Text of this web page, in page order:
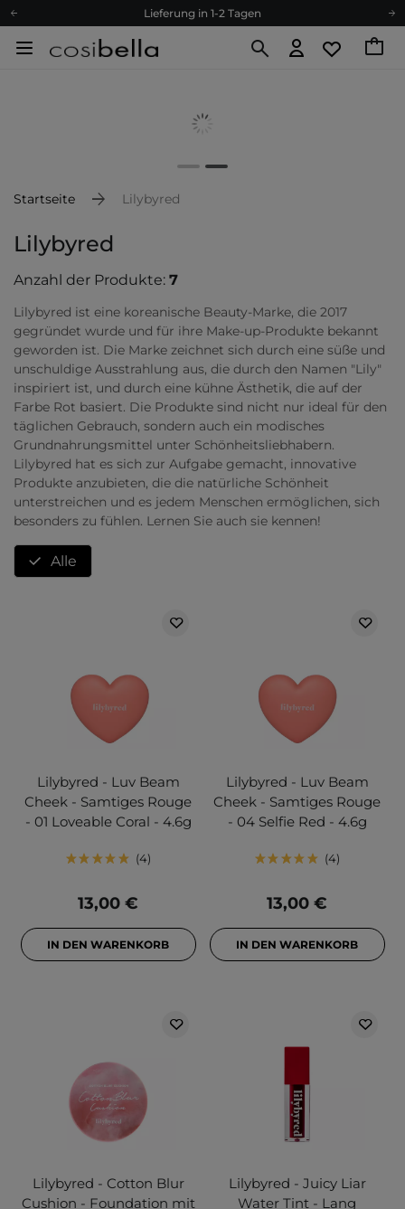
Lieferung in 1-2 Tagen
Empfehle uns weiter und sammle noch mehr Punkte
Versand nach Deutschland und Österreich
Lieferung in 1-2 Tagen
Empfehle uns weiter und sammle noch mehr Punkte
Startseite Lilybyred
Lilybyred
Anzahl der Produkte: 7
Lilybyred ist eine koreanische Beauty-Marke, die 2017
gegründet wurde und für ihre Make-up-Produkte bekannt
geworden ist. Die Marke zeichnet sich durch eine süße und
unschuldige Ausstrahlung aus, die durch den Namen "Lily"
inspiriert ist, und durch eine kühne Ästhetik, die auf der
Farbe Rot basiert. Die Produkte sind nicht nur ideal für den
täglichen Gebrauch, sondern auch ein modisches
Grundnahrungsmittel unter Schönheitsliebhabern.
Lilybyred hat es sich zur Aufgabe gemacht, innovative
Produkte anzubieten, die die natürliche Schönheit
unterstreichen und es jedem Menschen ermöglichen, sich
besonders zu fühlen. Lernen Sie auch sie kennen!
Alle
Lilybyred - Luv Beam
Cheek - Samtiges Rouge
- 01 Loveable Coral - 4.6g
4
13,00 €
IN DEN WARENKORB
Lilybyred - Luv Beam
Cheek - Samtiges Rouge
- 04 Selfie Red - 4.6g
4
13,00 €
IN DEN WARENKORB
Lilybyred - Cotton Blur
Cushion - Foundation mit
Lilybyred - Juicy Liar
Water Tint - Lang